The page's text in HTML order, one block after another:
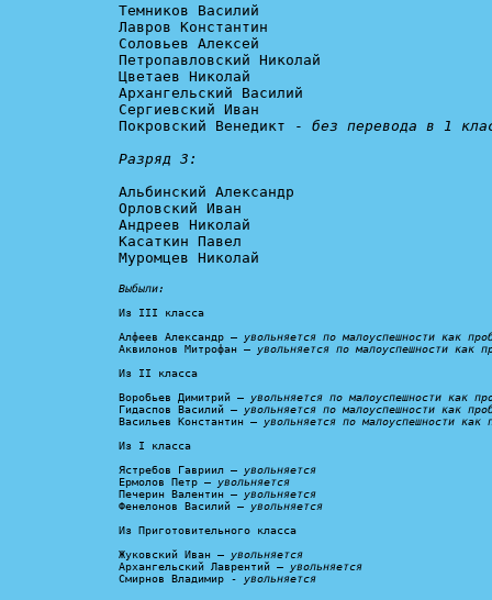
Темников Василий
Лавров Константин
Соловьев Алексей
Петропавловский Николай
Цветаев Николай
Архангельский Василий
Сергиевский Иван
Покровский Венедикт - без перевода в 1
Разряд 3:
Альбинский Александр
Орловский Иван
Андреев Николай
Касаткин Павел
Муромцев Николай
Выбыли:
Из III класса
Алфеев Александр – увольняется по малоуспешности как
Аквилонов Митрофан – увольняется по малоуспешности как
Из II класса
Воробьев Димитрий – увольняется по малоуспешности как
Гидаспов Василий – увольняется по малоуспешности как
Васильев Константин – увольняется по малоуспешности
Из I класса
Ястребов Гавриил – увольняется
Ермолов Петр – увольняется
Печерин Валентин – увольняется
Фенелонов Василий – увольняется
Из Приготовительного класса
Жуковский Иван – увольняется
Архангельский Лаврентий – увольняется
Смирнов Владимир - увольняется